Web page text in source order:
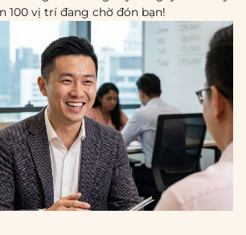
100 vị trí đang chờ đón bạn!